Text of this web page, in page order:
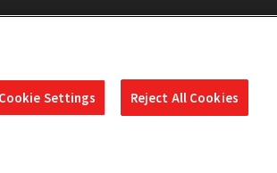
Settings Reject All Cookies